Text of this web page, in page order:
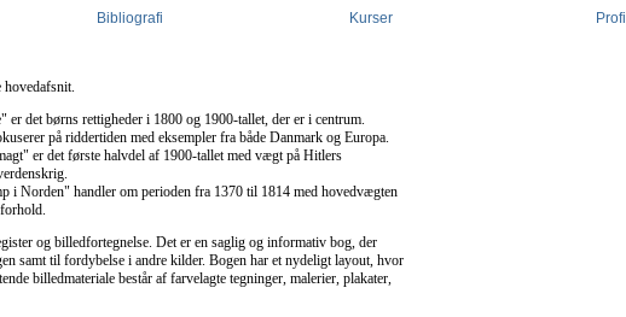
Bibliografi Kurser Profil
hovedafsnit.
er det børns rettigheder i 1800 og 1900-tallet, der er i centrum.
på riddertiden med eksempler fra både Danmark og Europa.
er det første halvdel af 1900-tallet med vægt på Hitlers
i Norden" handler om perioden fra 1370 til 1814 med hovedvægten
og billedfortegnelse. Det er en saglig og informativ bog, der
samt til fordybelse i andre kilder. Bogen har et nydeligt layout, hvor
billedmateriale består af farvelagte tegninger, malerier, plakater,